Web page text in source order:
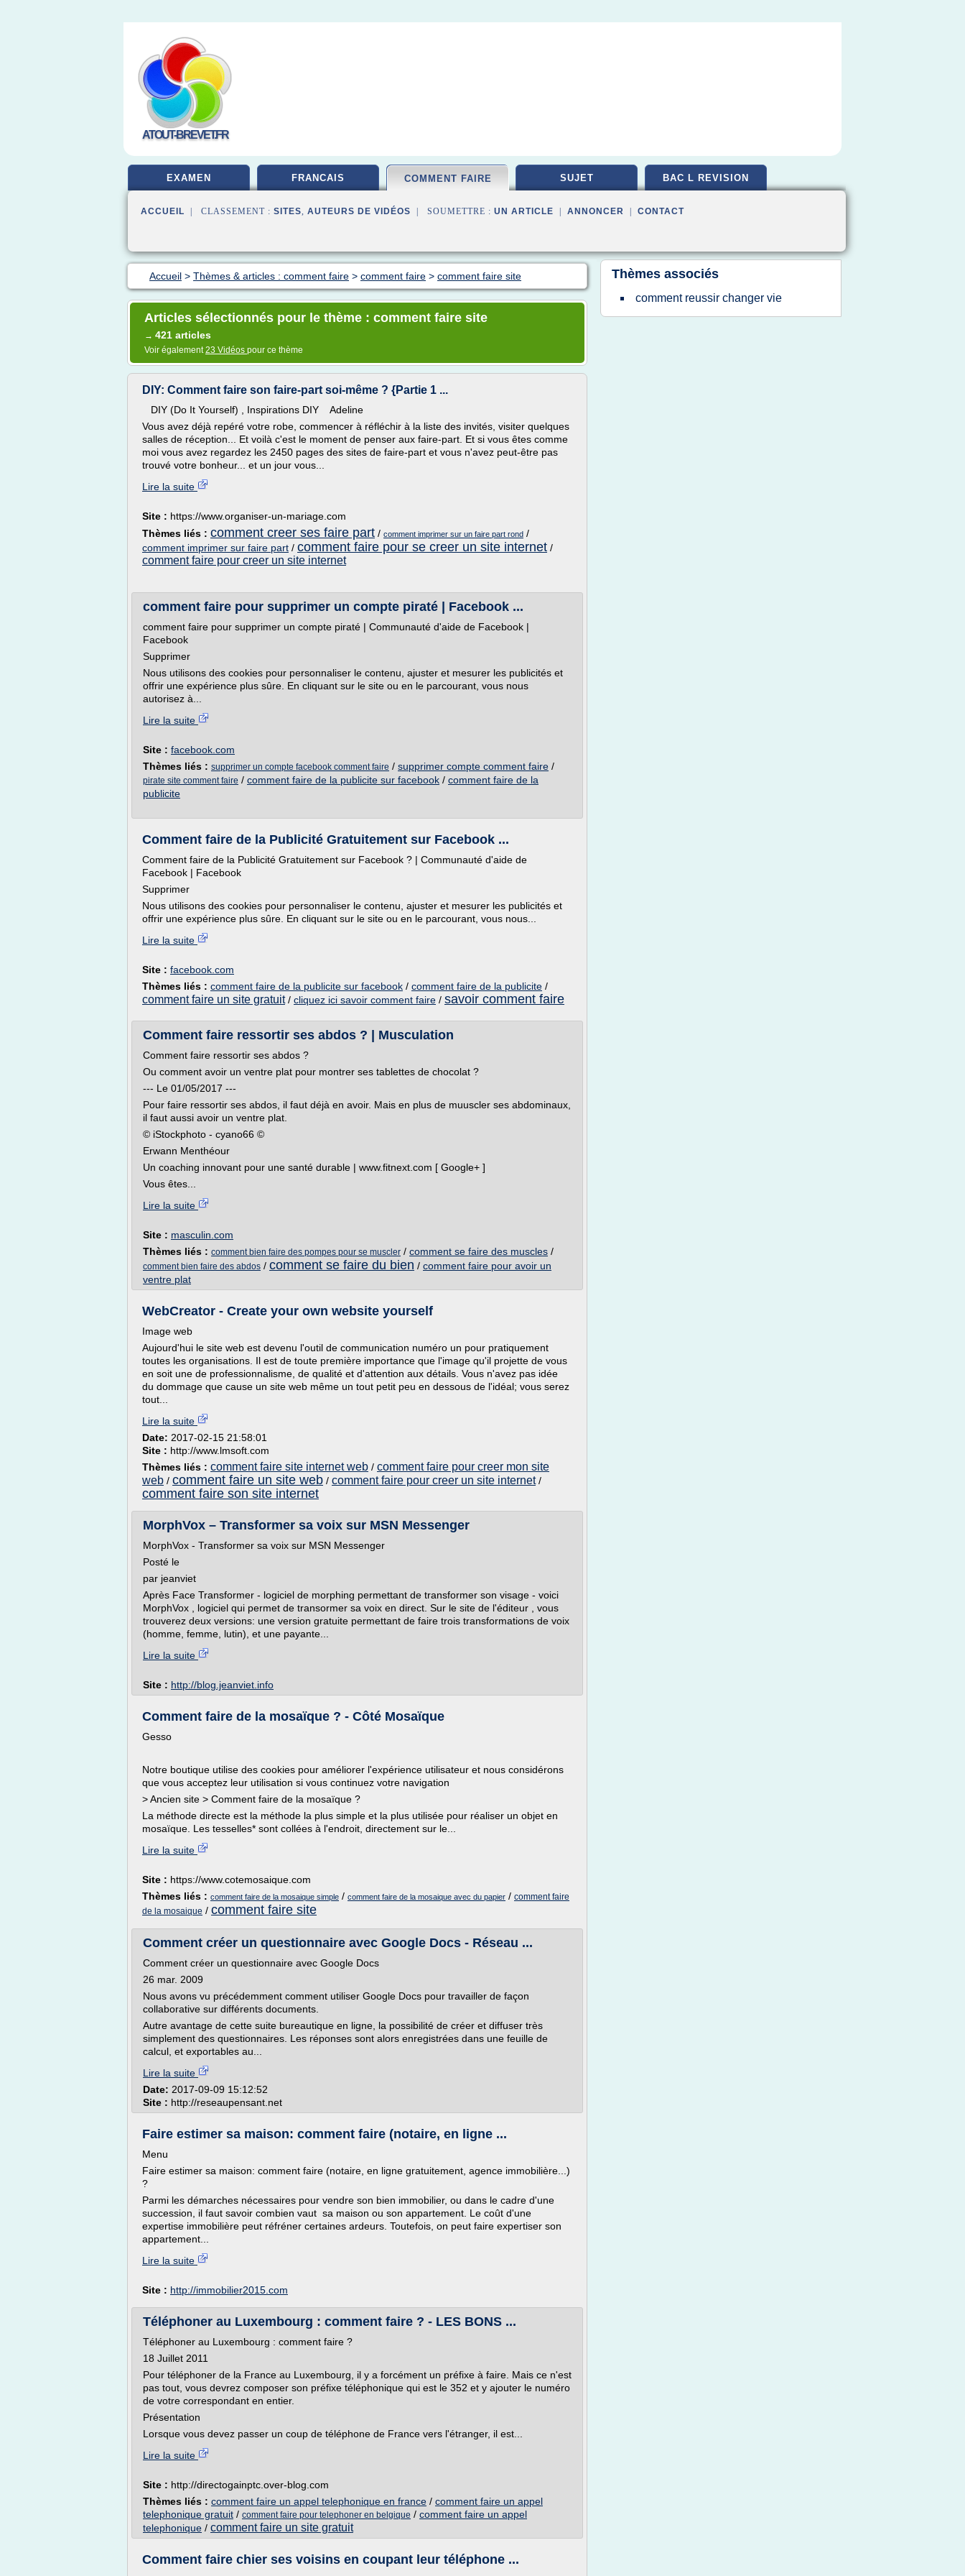
ATOUT-BREVET.FR
EXAMEN FRANCAIS COMMENT FAIRE SUJET BAC L REVISION
ACCUEIL | CLASSEMENT : SITES, AUTEURS DE VIDÉOS | SOUMETTRE : UN ARTICLE ANNONCER CONTACT
Accueil > Thèmes & articles : comment faire > comment faire > comment faire site
Articles sélectionnés pour le thème : comment faire site
→ 421 articles
Voir également23 Vidéos pour ce thème
DIY: Comment faire son faire-part soi-même ? {Partie 1 ...
DIY (Do It Yourself) , Inspirations DIY Adeline
Vous avez déjà repéré votre robe, commencer à réfléchir à la liste des invités, visiter quelques
salles de réception... Et voilà c'est le moment de penser aux faire-part. Et si vous êtes comme
moi vous avez regardez les 2450 pages des sites de faire-part et vous n'avez peut-être pas
trouvé votre bonheur... et un jour vous...
Lire la suite
Site : https://www.organiser-un-mariage.com
Thèmes liés : comment creer ses faire part / comment imprimer sur un faire part rond /
comment imprimer sur faire part / comment faire pour se creer un site internet /
comment faire pour creer un site internet
comment faire pour supprimer un compte piraté | Facebook ...
comment faire pour supprimer un compte piraté | Communauté d'aide de Facebook |
Facebook
Supprimer
Nous utilisons des cookies pour personnaliser le contenu, ajuster et mesurer les publicités et
offrir une expérience plus sûre. En cliquant sur le site ou en le parcourant, vous nous
autorisez à...
Lire la suite
Site : facebook.com
Thèmes liés : supprimer un compte facebook comment faire / supprimer compte comment faire /
pirate site comment faire / comment faire de la publicite sur facebook / comment faire de la
publicite
Comment faire de la Publicité Gratuitement sur Facebook ...
Comment faire de la Publicité Gratuitement sur Facebook ? | Communauté d'aide de
Facebook | Facebook
Supprimer
Nous utilisons des cookies pour personnaliser le contenu, ajuster et mesurer les publicités et
offrir une expérience plus sûre. En cliquant sur le site ou en le parcourant, vous nous...
Lire la suite
Site : facebook.com
Thèmes liés : comment faire de la publicite sur facebook / comment faire de la publicite /
comment faire un site gratuit/ cliquez ici savoir comment faire / savoir comment faire
Comment faire ressortir ses abdos ? | Musculation
Comment faire ressortir ses abdos ?
Ou comment avoir un ventre plat pour montrer ses tablettes de chocolat ?
--- Le 01/05/2017 ---
Pour faire ressortir ses abdos, il faut déjà en avoir. Mais en plus de muuscler ses abdominaux,
il faut aussi avoir un ventre plat.
© iStockphoto - cyano66 ©
Erwann Menthéour
Un coaching innovant pour une santé durable | www.fitnext.com [ Google+ ]
Vous êtes...
Lire la suite
Site : masculin.com
Thèmes liés : comment bien faire des pompes pour se muscler / comment se faire des muscles /
comment bien faire des abdos / comment se faire du bien / comment faire pour avoir un
ventre plat
WebCreator - Create your own website yourself
Image web
Aujourd'hui le site web est devenu l'outil de communication numéro un pour pratiquement
toutes les organisations. Il est de toute première importance que l'image qu'il projette de vous
en soit une de professionnalisme, de qualité et d'attention aux détails. Vous n'avez pas idée
du dommage que cause un site web même un tout petit peu en dessous de l'idéal; vous serez
tout...
Lire la suite
Date: 2017-02-15 21:58:01
Site : http://www.lmsoft.com
Thèmes liés : comment faire site internet web / comment faire pour creer mon site
web / comment faire un site web / comment faire pour creer un site internet/
comment faire son site internet
MorphVox – Transformer sa voix sur MSN Messenger
MorphVox - Transformer sa voix sur MSN Messenger
Posté le
par jeanviet
Après Face Transformer - logiciel de morphing permettant de transformer son visage - voici
MorphVox , logiciel qui permet de transormer sa voix en direct. Sur le site de l'éditeur , vous
trouverez deux versions: une version gratuite permettant de faire trois transformations de voix
(homme, femme, lutin), et une payante...
Lire la suite
Site : http://blog.jeanviet.info
Comment faire de la mosaïque ? - Côté Mosaïque
Gesso
Notre boutique utilise des cookies pour améliorer l'expérience utilisateur et nous considérons
que vous acceptez leur utilisation si vous continuez votre navigation
> Ancien site > Comment faire de la mosaïque ?
La méthode directe est la méthode la plus simple et la plus utilisée pour réaliser un objet en
mosaïque. Les tesselles* sont collées à l'endroit, directement sur le...
Lire la suite
Site : https://www.cotemosaique.com
Thèmes liés : comment faire de la mosaique simple / comment faire de la mosaique avec du papier / comment faire
de la mosaique / comment faire site
Comment créer un questionnaire avec Google Docs - Réseau ...
Comment créer un questionnaire avec Google Docs
26 mar. 2009
Nous avons vu précédemment comment utiliser Google Docs pour travailler de façon
collaborative sur différents documents.
Autre avantage de cette suite bureautique en ligne, la possibilité de créer et diffuser très
simplement des questionnaires. Les réponses sont alors enregistrées dans une feuille de
calcul, et exportables au...
Lire la suite
Date: 2017-09-09 15:12:52
Site : http://reseaupensant.net
Faire estimer sa maison: comment faire (notaire, en ligne ...
Menu
Faire estimer sa maison: comment faire (notaire, en ligne gratuitement, agence immobilière...)
?
Parmi les démarches nécessaires pour vendre son bien immobilier, ou dans le cadre d'une
succession, il faut savoir combien vaut sa maison ou son appartement. Le coût d'une
expertise immobilière peut réfréner certaines ardeurs. Toutefois, on peut faire expertiser son
appartement...
Lire la suite
Site : http://immobilier2015.com
Téléphoner au Luxembourg : comment faire ? - LES BONS ...
Téléphoner au Luxembourg : comment faire ?
18 Juillet 2011
Pour téléphoner de la France au Luxembourg, il y a forcément un préfixe à faire. Mais ce n'est
pas tout, vous devrez composer son préfixe téléphonique qui est le 352 et y ajouter le numéro
de votre correspondant en entier.
Présentation
Lorsque vous devez passer un coup de téléphone de France vers l'étranger, il est...
Lire la suite
Site : http://directogainptc.over-blog.com
Thèmes liés : comment faire un appel telephonique en france / comment faire un appel
telephonique gratuit / comment faire pour telephoner en belgique / comment faire un appel
telephonique / comment faire un site gratuit
Comment faire chier ses voisins en coupant leur téléphone ...
Thèmes associés
comment reussir changer vie